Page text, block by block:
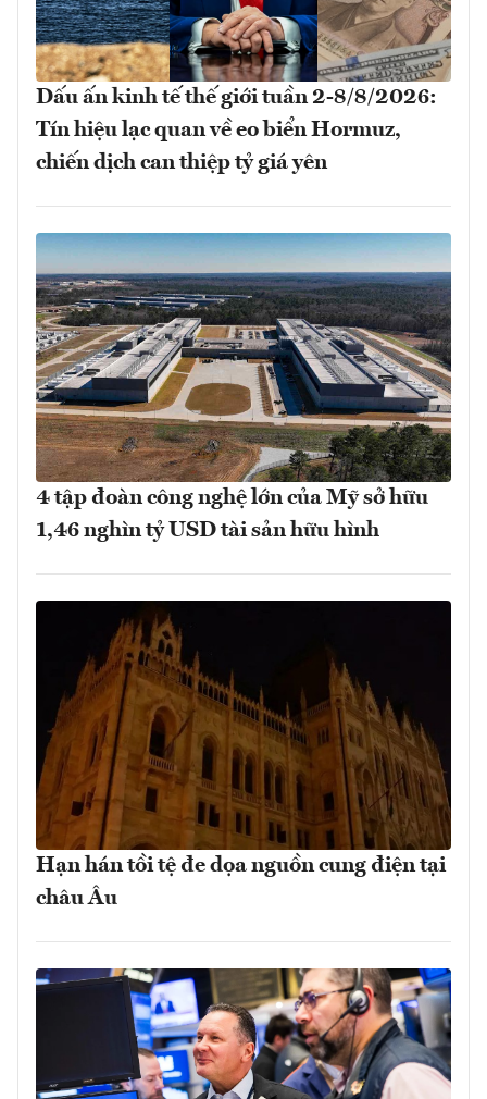
Dấu ấn kinh tế thế giới tuần 2-8/8/2026:
Tín hiệu lạc quan về eo biển Hormuz,
chiến dịch can thiệp tỷ giá yên
4 tập đoàn công nghệ lớn của Mỹ sở hữu
1,46 nghìn tỷ USD tài sản hữu hình
Hạn hán tồi tệ đe dọa nguồn cung điện tại
châu Âu